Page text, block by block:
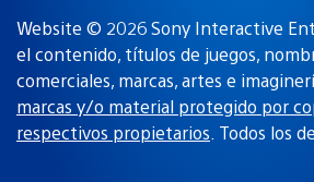
Website © 2026 Sony Interactive
el contenido, títulos de juegos,
comerciales, marcas, artes e
marcas y/o material protegido por
respectivos propietarios. Todos los